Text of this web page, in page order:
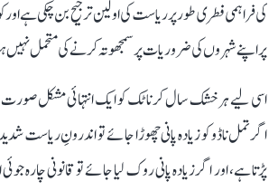
کی فراہمی فطری طور پر ریاست کی اولین ترجیح بن چکی ہے
پر اپنے شہروں کی ضروریات پر سمجھوتہ کرنے کی متحمل نہیں
اسی لیے ہر خشک سال کرناٹک کو ایک انتہائی مشکل صورت
اگر تمل ناڈو کو زیادہ پانی چھوڑا جائے تو اندرونِ ریاست
پڑتا ہے، اور اگر زیادہ پانی روک لیا جائے تو قانونی چارہ